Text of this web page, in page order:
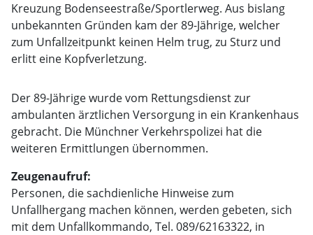
Kreuzung Bodenseestraße/Sportlerweg. Aus bislang
unbekannten Gründen kam der 89-Jährige, welcher
zum Unfallzeitpunkt keinen Helm trug, zu Sturz und
erlitt eine Kopfverletzung.
Der 89-Jährige wurde vom Rettungsdienst zur
ambulanten ärztlichen Versorgung in ein Krankenhaus
gebracht. Die Münchner Verkehrspolizei hat die
weiteren Ermittlungen übernommen.
Zeugenaufruf:
Personen, die sachdienliche Hinweise zum
Unfallhergang machen können, werden gebeten, sich
mit dem Unfallkommando, Tel. 089/62163322, in